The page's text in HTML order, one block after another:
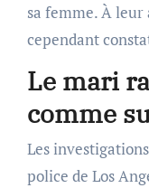
sa femme. À leur
cependant
Le mari
comme
Les
police de Los